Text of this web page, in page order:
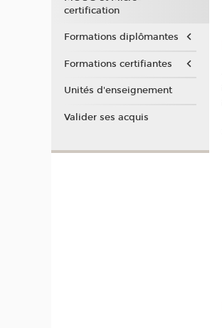
certification
Formations diplômantes
Formations certifiantes
Unités d'enseignement
Valider ses acquis